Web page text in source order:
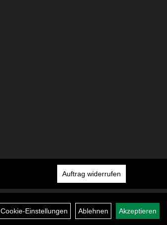
Cookie-Einstellungen Ablehnen Akzeptieren
Auftrag widerrufen